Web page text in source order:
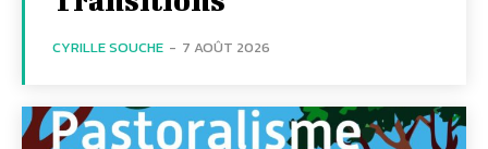
CYRILLE SOUCHE - 7 AOÛT 2026